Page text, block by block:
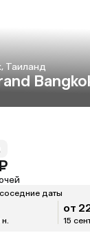
Таиланд
даты
н.
от
15